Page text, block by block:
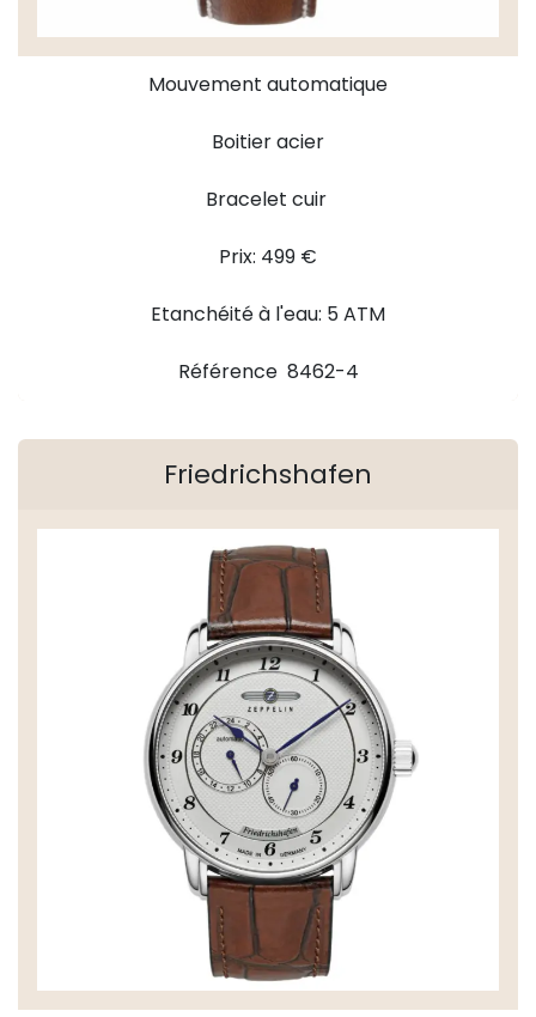
Mouvement automatique
Boitier acier
Bracelet cuir
Prix: 499 €
Etanchéité à l'eau: 5 ATM
Référence 8462-4
Friedrichshafen